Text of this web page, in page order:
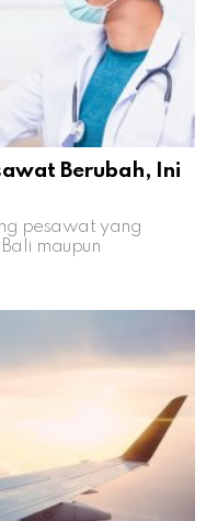
Berubah, Ini
pesawat yang
maupun